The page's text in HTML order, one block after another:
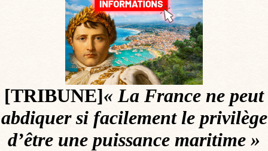
[TRIBUNE]« La France ne peut
abdiquer si facilement le privilège
d’être une puissance maritime »